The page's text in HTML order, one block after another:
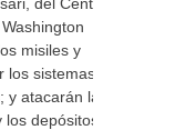
misiles y
los sistemas
atacarán las
depósitos